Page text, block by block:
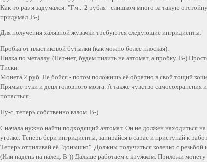
Как-то раз я задумался: "Гм... 2 рубля - слишком много за такую
придумал. В-)
Для получения халявной жувачки требуются следующие ингридиенты:
Пробка от пластиковой бутылки (как можно более плоская).
Пилка по металлу. (Нет-нет, будем пилить не автомат, а пробку. В-)
Тиски.
Монета 2 руб. Не бойся - потом положишь её обратно в свой тощий
Прямые руки и децл головного мозга. А также чувство
попасться.
Ну-с, теперь собственно взлом. В-)
Сначала нужно найти подходящий автомат. Он не должен находиться
уголке. Теперь бери ингридиенты, запирайся в сарае и приступай к
Теперь отпиливай её "донышко". Должны получиться колечко с резьбой
(Или надень на палец. В-)) Дальше работаем с кружком. Приложи